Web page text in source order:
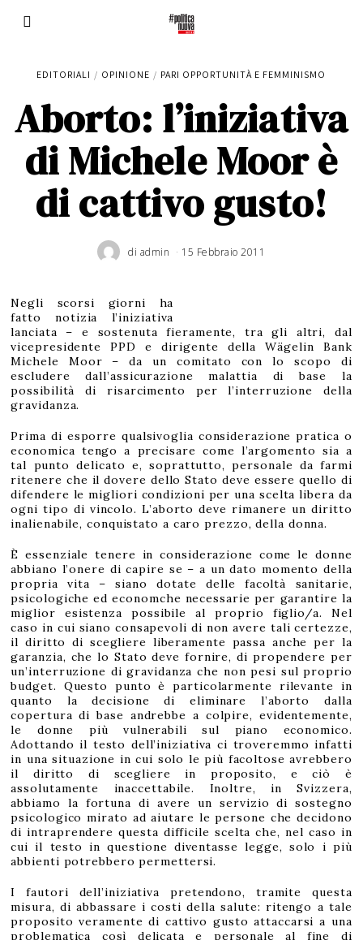
EDITORIALI / OPINIONE / PARI OPPORTUNITÀ E FEMMINISMO
Aborto: l’iniziativa
di Michele Moor è
di cattivo gusto!
di admin 15 Febbraio 2011
Negli scorsi giorni ha
fatto notizia l’iniziativa
lanciata – e sostenuta fieramente, tra gli altri, dal
vicepresidente PPD e dirigente della Wägelin Bank
Michele Moor – da un comitato con lo scopo di
escludere dall’assicurazione malattia di base la
possibilità di risarcimento per l’interruzione della
gravidanza.
Prima di esporre qualsivoglia considerazione pratica o
economica tengo a precisare come l’argomento sia a
tal punto delicato e, soprattutto, personale da farmi
ritenere che il dovere dello Stato deve essere quello di
difendere le migliori condizioni per una scelta libera da
ogni tipo di vincolo. L’aborto deve rimanere un diritto
inalienabile, conquistato a caro prezzo, della donna.
È essenziale tenere in considerazione come le donne
abbiano l’onere di capire se – a un dato momento della
propria vita – siano dotate delle facoltà sanitarie,
psicologiche ed economche necessarie per garantire la
miglior esistenza possibile al proprio figlio/a. Nel
caso in cui siano consapevoli di non avere tali certezze,
il diritto di scegliere liberamente passa anche per la
garanzia, che lo Stato deve fornire, di propendere per
un’interruzione di gravidanza che non pesi sul proprio
budget. Questo punto è particolarmente rilevante in
quanto la decisione di eliminare l’aborto dalla
copertura di base andrebbe a colpire, evidentemente,
le donne più vulnerabili sul piano economico.
Adottando il testo dell’iniziativa ci troveremmo infatti
in una situazione in cui solo le più facoltose avrebbero
il diritto di scegliere in proposito, e ciò è
assolutamente inaccettabile. Inoltre, in Svizzera,
abbiamo la fortuna di avere un servizio di sostegno
psicologico mirato ad aiutare le persone che decidono
di intraprendere questa difficile scelta che, nel caso in
cui il testo in questione diventasse legge, solo i più
abbienti potrebbero permettersi.
I fautori dell’iniziativa pretendono, tramite questa
misura, di abbassare i costi della salute: ritengo a tale
proposito veramente di cattivo gusto attaccarsi a una
problematica così delicata e personale al fine di